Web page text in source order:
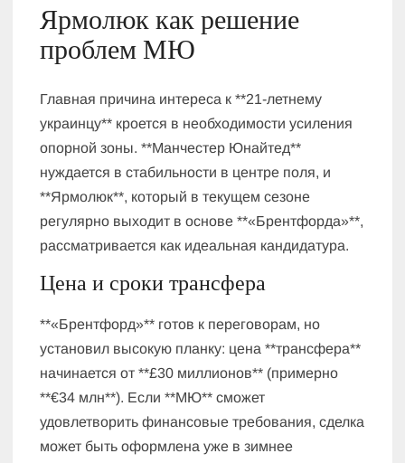
Ярмолюк как решение
проблем МЮ
Главная причина интереса к **21-летнему
украинцу** кроется в необходимости усиления
опорной зоны. **Манчестер Юнайтед**
нуждается в стабильности в центре поля, и
**Ярмолюк**, который в текущем сезоне
регулярно выходит в основе **«Брентфорда»**,
рассматривается как идеальная кандидатура.
Цена и сроки трансфера
**«Брентфорд»** готов к переговорам, но
установил высокую планку: цена **трансфера**
начинается от **£30 миллионов** (примерно
**€34 млн**). Если **МЮ** сможет
удовлетворить финансовые требования, сделка
может быть оформлена уже в зимнее